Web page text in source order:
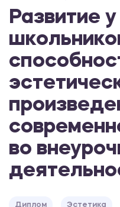
Развитие
во
Диплом Эстетика